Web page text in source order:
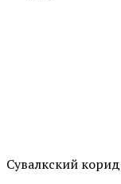
Сувалкский